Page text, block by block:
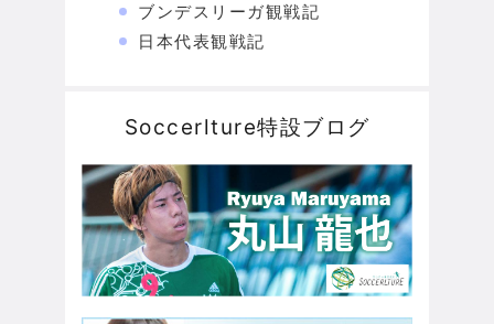
ブンデスリーガ観戦記
日本代表観戦記
Soccerlture特設ブログ